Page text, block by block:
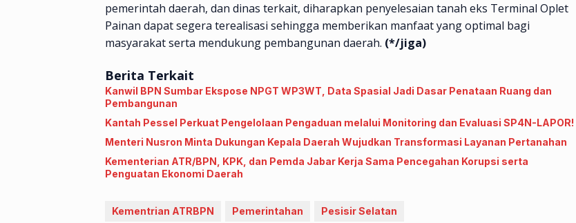
pemerintah daerah, dan dinas terkait, diharapkan penyelesaian tanah eks Terminal Oplet
Painan dapat segera terealisasi sehingga memberikan manfaat yang optimal bagi
masyarakat serta mendukung pembangunan daerah. (*/jiga)
Berita Terkait
Kanwil BPN Sumbar Ekspose NPGT WP3WT, Data Spasial Jadi Dasar Penataan Ruang dan
Pembangunan
Kantah Pessel Perkuat Pengelolaan Pengaduan melalui Monitoring dan Evaluasi SP4N-LAPOR!
Menteri Nusron Minta Dukungan Kepala Daerah Wujudkan Transformasi Layanan Pertanahan
Kementerian ATR/BPN, KPK, dan Pemda Jabar Kerja Sama Pencegahan Korupsi serta
Penguatan Ekonomi Daerah
Kementrian ATRBPN Pemerintahan Pesisir Selatan